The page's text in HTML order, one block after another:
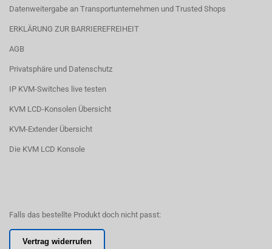
Datenweitergabe an Transportunternehmen und Trusted Shops
ERKLÄRUNG ZUR BARRIEREFREIHEIT
AGB
Privatsphäre und Datenschutz
IP KVM-Switches live testen
KVM LCD-Konsolen Übersicht
KVM-Extender Übersicht
Die KVM LCD Konsole
Falls das bestellte Produkt doch nicht passt:
Vertrag widerrufen